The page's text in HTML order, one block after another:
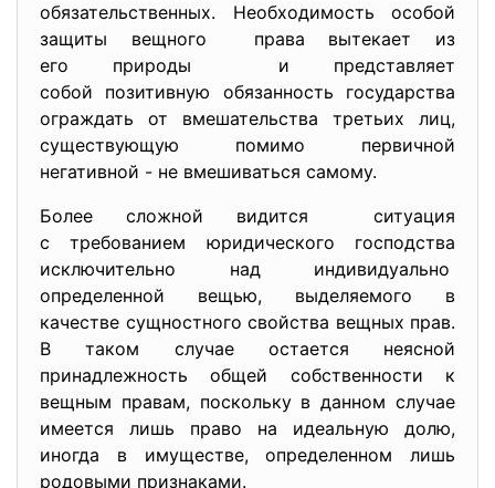
обязательственных. Необходимость особой
защиты вещного права вытекает из
его природы и представляет
собой позитивную обязанность государства
ограждать от вмешательства третьих лиц,
существующую помимо первичной
негативной - не вмешиваться самому.
Более сложной видится ситуация
с требованием юридического господства
исключительно над индивидуально
определенной вещью, выделяемого в
качестве сущностного свойства вещных прав.
В таком случае остается неясной
принадлежность общей собственности к
вещным правам, поскольку в данном случае
имеется лишь право на идеальную долю,
иногда в имуществе, определенном лишь
родовыми признаками.